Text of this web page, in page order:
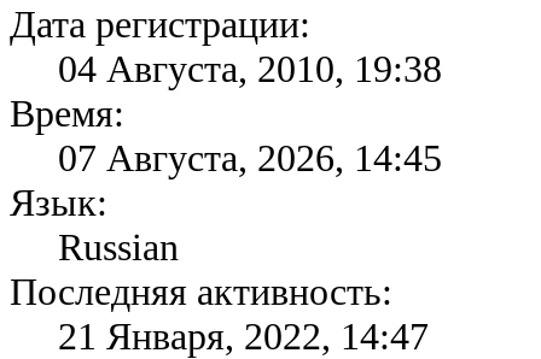
Дата регистрации:
04 Августа, 2010, 19:38
Время:
07 Августа, 2026, 14:45
Язык:
Russian
Последняя активность:
21 Января, 2022, 14:47